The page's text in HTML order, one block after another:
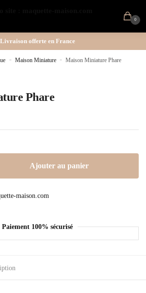
0
Livraison offerte en France
» Maison Miniature » Maison Miniature Phare
Phare
Ajouter au panier
Paiement 100% sécurisé